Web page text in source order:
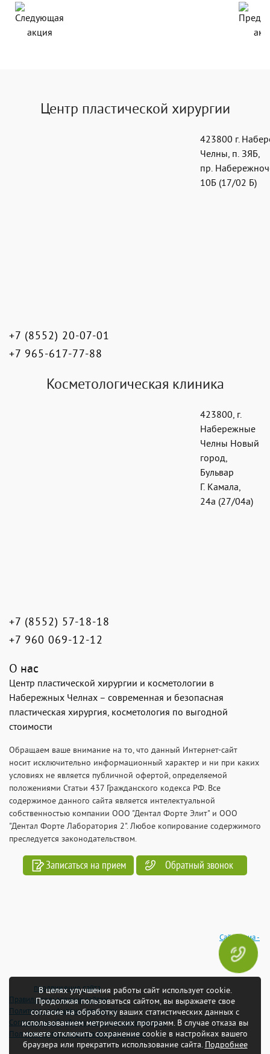
Центр пластической хирургии
423800 г.
Челны, п. ЗЯБ,
пр.
10Б (17/02 Б)
+7 (8552) 20-07-01
+7 965-617-77-88
Косметологическая клиника
423800, г.
Набережные
Челны Новый
город,
Бульвар
Г. Камала,
24а (27/04а)
+7 (8552) 57-18-18
+7 960 069-12-12
О нас
Центр пластической хирургии и косметологии в
Набережных Челнах – современная и безопасная
пластическая хирургия, косметология по выгодной
стоимости
Обращаем ваше внимание на то, что данный Интернет-сайт
носит исключительно информационный характер и ни при каких
условиях не является публичной офертой, определяемой
положениями Статьи 437 Гражданского кодекса РФ. Все
содержимое данного сайта является интелектуальной
собственностью компании ООО "Дентал Форте Элит" и ООО
"Дентал Форте Лаборатория 2". Любое копирование содержимого
преследуется законодательством.
Записаться на прием Обратный звонок
Сайтмедиа -
продвижение сайта
Правила пользования сайтом
Политика конфиденциальности
Согласие на обработку персональных данных
Политика использования файлов-cookie
В целях улучшения работы сайт использует cookie.
Продолжая пользоваться сайтом, вы выражаете свое
согласие на обработку ваших статистических данных с
использованием метрических программ. В случае отказа вы
можете отключить сохранение cookie в настройках вашего
браузера или прекратить использование сайта. Подробнее